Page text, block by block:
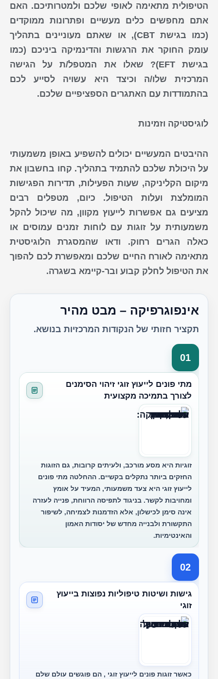
הטיפולית מתאימה לאופי שלכם ולמטרותיכם. האם
אתם מחפשים כלים מעשיים ופתרונות ממוקדים
(כמו בגישת CBT), או שאתם מעוניינים בתהליך
עומק החוקר את הרגשות והדינמיקה ביניכם (כמו
בגישת EFT)? שאלו את המטפל/ת על הגישה
המרכזית שלו/ה וכיצד היא עשויה לסייע לכם
בהתמודדות עם האתגרים הספציפיים שלכם.
לוגיסטיקה וזמינות
ההיבטים המעשיים יכולים להשפיע באופן משמעותי
על היכולת שלכם להתמיד בתהליך. קחו בחשבון את
מיקום הקליניקה, שעות הפעילות, תדירות הפגישות
המומלצת ועלות הטיפול. כיום, מטפלים רבים
מציעים גם אפשרות לייעוץ מקוון, מה שיכול להקל
משמעותית על זוגות עם לוחות זמנים עמוסים או
כאלה הגרים רחוק. ודאו שהמסגרת הלוגיסטית
מתאימה לאורח החיים שלכם ומאפשרת לכם להפוך
את הטיפול לחלק קבוע ובר-קיימא בשגרה.
אינפוגרפיקה – מבט מהיר
תקציר חזותי של הנקודות המרכזיות בנושא.
01
מתי פונים לייעוץ זוגי זיהוי הסימנים
לצורך בתמיכה מקצועית
זוגיות היא מסע מורכב, ולעיתים קרובות, גם הזוגות
החזקים ביותר נתקלים בקשיים. ההחלטה מתי פונים
לייעוץ זוגי היא צעד משמעותי, המעיד על אומץ
ומחויבות לקשר. בניגוד לתפיסה הרווחת, פנייה לעזרה
אינה סימן לכישלון, אלא הזדמנות לצמיחה, לשיפור
התקשורת ולבנייה מחדש של יסודות האמון
והאינטימיות.
02
גישות ושיטות טיפוליות נפוצות בייעוץ
זוגי
כאשר זוגות פונים לייעוץ זוגי , הם פוגשים עולם שלם